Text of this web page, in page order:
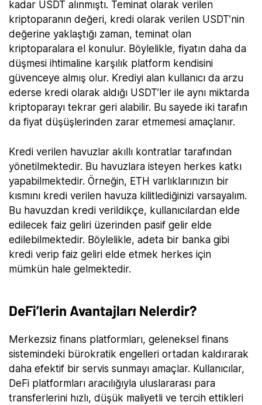
kadar USDT alınmıştı. Teminat olarak verilen
kriptoparanın değeri, kredi olarak verilen USDT’nin
değerine yaklaştığı zaman, teminat olan
kriptoparalara el konulur. Böylelikle, fiyatın daha da
düşmesi ihtimaline karşılık platform kendisini
güvenceye almış olur. Krediyi alan kullanıcı da arzu
ederse kredi olarak aldığı USDT’ler ile aynı miktarda
kriptoparayı tekrar geri alabilir. Bu sayede iki tarafın
da fiyat düşüşlerinden zarar etmemesi amaçlanır.
Kredi verilen havuzlar akıllı kontratlar tarafından
yönetilmektedir. Bu havuzlara isteyen herkes katkı
yapabilmektedir. Örneğin, ETH varlıklarınızın bir
kısmını kredi verilen havuza kilitlediğinizi varsayalım.
Bu havuzdan kredi verildikçe, kullanıcılardan elde
edilecek faiz geliri üzerinden pasif gelir elde
edilebilmektedir. Böylelikle, adeta bir banka gibi
kredi verip faiz geliri elde etmek herkes için
mümkün hale gelmektedir.
DeFi’lerin Avantajları Nelerdir?
Merkezsiz finans platformları, geleneksel finans
sistemindeki bürokratik engelleri ortadan kaldırarak
daha efektif bir servis sunmayı amaçlar. Kullanıcılar,
DeFi platformları aracılığıyla uluslararası para
transferlerini hızlı, düşük maliyetli ve tercih ettikleri